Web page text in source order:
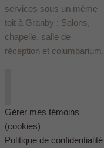
services sous un même
toit à Granby : Salons,
chapelle, salle de
réception et columbarium.
Gérer mes témoins
(cookies)
Politique de confidentialité